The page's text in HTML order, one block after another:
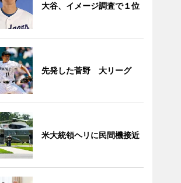
大谷、イメージ調査で１位
先発した菅野 大リーグ
米大統領ヘリに民間機接近